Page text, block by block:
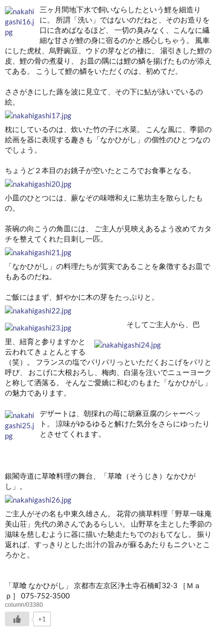
三ヶ月間地下水で飼いならしたという鯉を細造り
に。 所謂「洗い」ではないのだねと、そのお造りを
口に含めばなるほど、 一切の臭みなく、こんなに繊
細な甘さが鯉の身に宿るのかと感心しちゃう。 風車
にした虎杖、烏野豌豆、ウドの芽などの褄に、 湯引きした鯉の
皮、鯉の骨の煮凝り、 お皿の隅には鯉の鱗を揚げたものが添え
てある。 こうして鯉の鱗をいただくのは、初めてだ。
ささがきにした蕗を波に見立て、その下に鮎が泳いでいるの
絵。
枕にしているのは、炊いた竹の子に水菜。 こんな風に、季節の
絵画を器に表現する趣きも「なかひがし」の個性のひとつなの
でしょう。
ちょうど２本目のお銚子が空いたところでお食事となる。
小皿のひとつには、蕨なぞの味噌和えに葱坊主を散らしたも
の。
茶碗の向こうの角皿には、 ご主人が見映えあるよう改めてカタ
チを整えてくれた目刺し一匹。
「なかひがし」の料理たちが質実であることを象徴するお皿で
もあるのだね。
ご飯にはまず、鮮やかに木の芽をたっぷりと。
そしてご主人から、巴
里、紐育と参りますかと
云われてきょとんとする
（笑）。 フランスの塩でパリパリっといただくおこげをパリと
呼び、 おこげに大根おろし、梅肉、白湯を注いでニューヨーク
と称して洒落る。 そんなご愛嬌に和むのもまた「なかひがし」
の魅力であります。
デザートは、朝採れの苺に胡麻豆腐のシャーベッ
ト。 涼味がゆるゆると解けた気分をさらにゆったり
とさせてくれます。
銀閣寺道に草喰料理の舞台、「草喰（そうじき）なかひが
し」。
ご主人がその名も中東久雄さん。 花背の摘草料理「野草一味庵
美山荘」先代の弟さんであるらしい。 山野草を主とした季節の
滋味を慈しむように器に描いた馳走たちでのおもてなし。 振り
返れば、すっきりとした出汁の旨みが蘇るあたりもニクいとこ
ろかと。
「草喰 なかひがし」 京都市左京区浄土寺石橋町32-3 ［Ｍａ
ｐ］ 075-752-3500
column/03380
+1